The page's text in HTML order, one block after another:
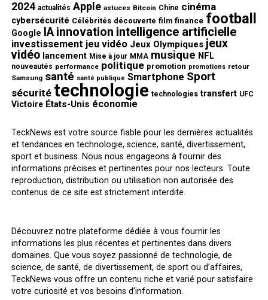
2024 actualités Apple astuces Bitcoin Chine cinéma
cybersécurité Célébrités découverte film finance football
Google IA innovation intelligence artificielle
investissement jeu vidéo Jeux Olympiques jeux
vidéo lancement Mise à jour MMA musique NFL
nouveautés performance politique promotion promotions retour
Samsung santé santé publique Smartphone Sport
sécurité technologie technologies transfert UFC
Victoire États-Unis économie
TeckNews est votre source fiable pour les dernières actualités
et tendances en technologie, science, santé, divertissement,
sport et business. Nous nous engageons à fournir des
informations précises et pertinentes pour nos lecteurs. Toute
reproduction, distribution ou utilisation non autorisée des
contenus de ce site est strictement interdite.
Découvrez notre plateforme dédiée à vous fournir les
informations les plus récentes et pertinentes dans divers
domaines. Que vous soyez passionné de technologie, de
science, de santé, de divertissement, de sport ou d’affaires,
TeckNews vous offre un contenu riche et varié pour satisfaire
votre curiosité et vos besoins d’information.